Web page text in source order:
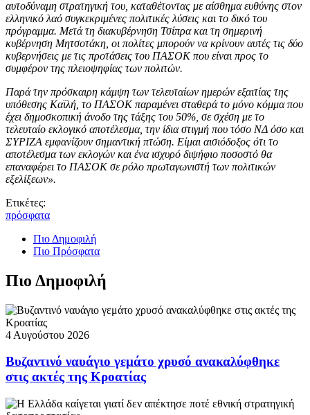
αυτοδύναμη στρατηγική του, καταθέτοντας με αίσθημα ευθύνης στον
ελληνικό λαό συγκεκριμένες πολιτικές λύσεις και το δικό του
πρόγραμμα. Μετά τη διακυβέρνηση Τσίπρα και τη σημερινή
κυβέρνηση Μητσοτάκη, οι πολίτες μπορούν να κρίνουν αυτές τις δύο
κυβερνήσεις με τις προτάσεις του ΠΑΣΟΚ που είναι προς το
συμφέρον της πλειοψηφίας των πολιτών.
Παρά την πρόσκαιρη κάμψη των τελευταίων ημερών εξαιτίας της
υπόθεσης Καϊλή, το ΠΑΣΟΚ παραμένει σταθερά το μόνο κόμμα που
έχει δημοσκοπική άνοδο της τάξης του 50%, σε σχέση με το
τελευταίο εκλογικό αποτέλεσμα, την ίδια στιγμή που τόσο ΝΔ όσο και
ΣΥΡΙΖΑ εμφανίζουν σημαντική πτώση. Είμαι αισιόδοξος ότι το
αποτέλεσμα των εκλογών και ένα ισχυρό διψήφιο ποσοστό θα
επαναφέρει το ΠΑΣΟΚ σε ρόλο πρωταγωνιστή των πολιτικών
εξελίξεων».
Ετικέτες:
πρόσφατα
Πιο Δημοφιλή
Πιο Πρόσφατα
Πιο Δημοφιλή
4 Αυγούστου 2026
Βυζαντινό ναυάγιο γεμάτο χρυσό ανακαλύφθηκε
στις ακτές της Κροατίας